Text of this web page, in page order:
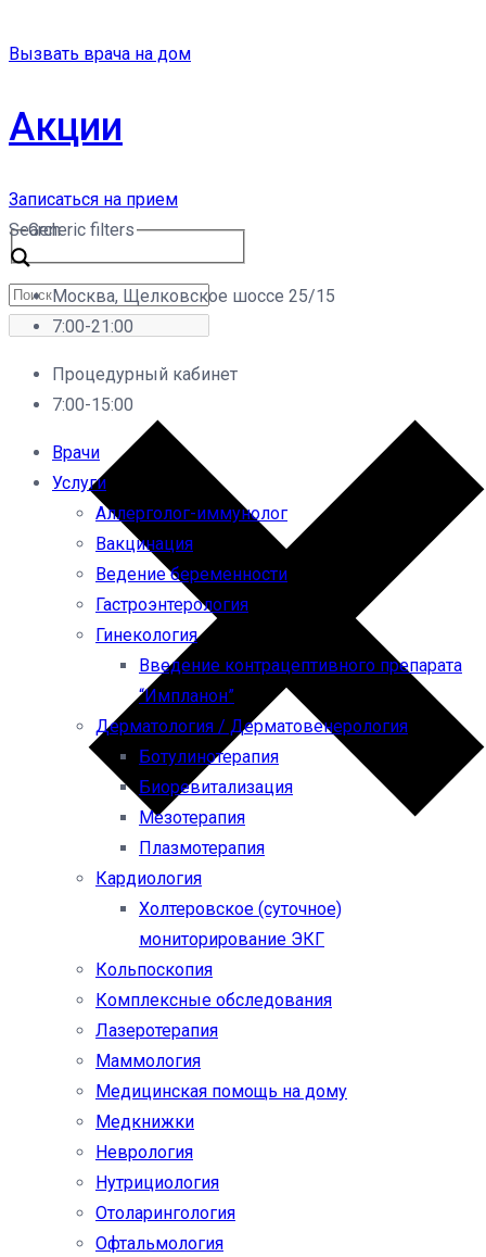
Вызвать врача на дом
Акции
Записаться на прием
Search
Generic filters
Москва, Щелковское шоссе 25/15
7:00-21:00
Процедурный кабинет
7:00-15:00
Врачи
Услуги
Аллерголог-иммунолог
Вакцинация
Ведение беременности
Гастроэнтерология
Гинекология
Введение контрацептивного препарата
“Импланон”
Дерматология / Дерматовенерология
Ботулинотерапия
Биоревитализация
Мезотерапия
Плазмотерапия
Кардиология
Холтеровское (суточное)
мониторирование ЭКГ
Кольпоскопия
Комплексные обследования
Лазеротерапия
Маммология
Медицинская помощь на дому
Медкнижки
Неврология
Нутрициология
Отоларингология
Офтальмология